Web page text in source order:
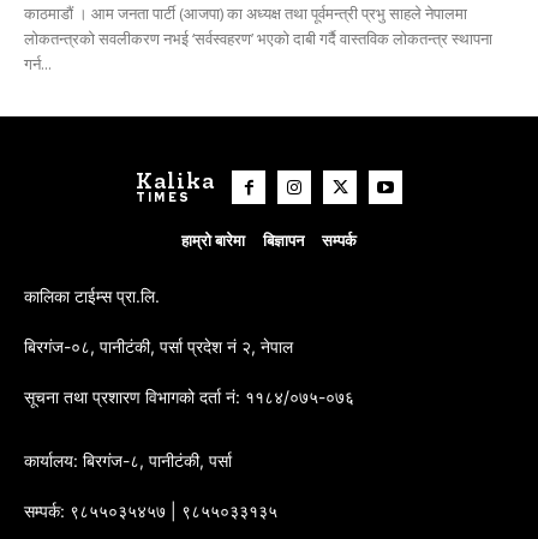
काठमाडौं । आम जनता पार्टी (आजपा) का अध्यक्ष तथा पूर्वमन्त्री प्रभु साहले नेपालमा
लोकतन्त्रको सवलीकरण नभई ‘सर्वस्वहरण’ भएको दाबी गर्दै वास्तविक लोकतन्त्र स्थापना
गर्न...
Kalika
TIMES
हाम्रो बारेमा बिज्ञापन सम्पर्क
कालिका टाईम्स प्रा.लि.
बिरगंज-०८, पानीटंकी, पर्सा प्रदेश नं २, नेपाल
सूचना तथा प्रशारण विभागको दर्ता नं: ११८४/०७५-०७६
कार्यालय: बिरगंज-८, पानीटंकी, पर्सा
सम्पर्क: ९८५५०३५४५७ | ९८५५०३३१३५